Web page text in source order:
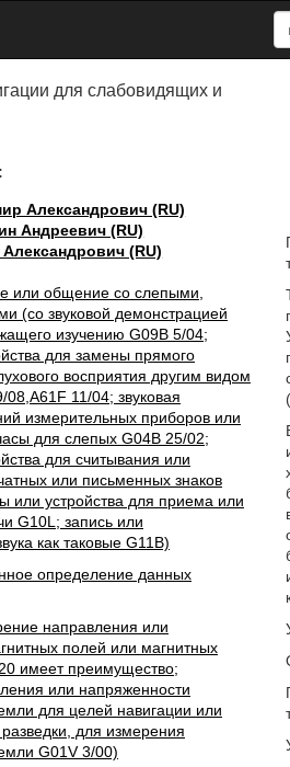
для слабовидящих и
Александрович (RU)
Андреевич (RU)
(RU)
или общение со слепыми,
(со звуковой демонстрацией
изучению G09B 5/04;
для замены прямого
восприятия другим видом
08,A61F 11/04; звуковая
измерительных приборов или
для слепых G04B 25/02;
для считывания или
или письменных знаков
или устройства для приема или
G10L; запись или
как таковые G11B)
определение данных
направления или
полей или магнитных
имеет преимущество;
или напряженности
для целей навигации или
для измерения
G01V 3/00)